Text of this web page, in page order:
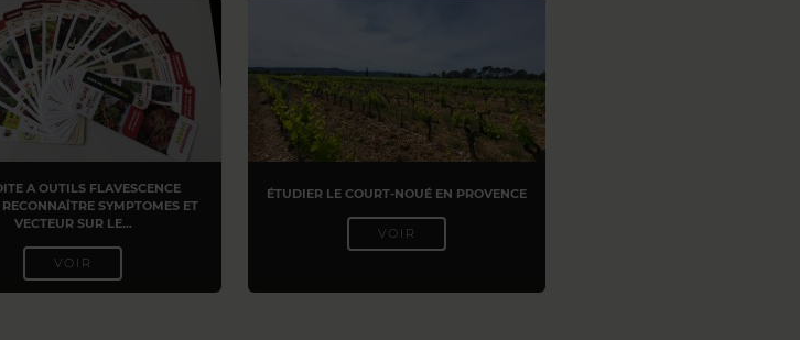
A OUTILS FLAVESCENCE
RECONNAÎTRE SYMPTOMES ET
VECTEUR SUR LE…
VOIR
ÉTUDIER LE COURT-NOUÉ EN PROVENCE
VOIR